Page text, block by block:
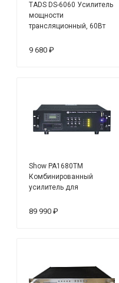
TADS DS-6060 Усилитель
мощности
трансляционный, 60Вт
9 680 ₽
Show PA1680TM
Комбинированный
усилитель для
оповещения
89 990 ₽